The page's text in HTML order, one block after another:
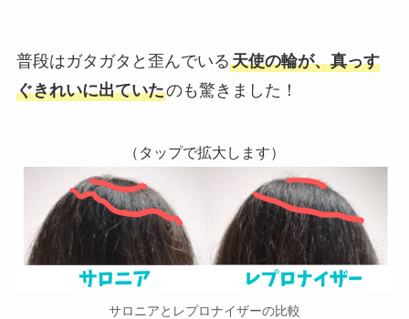
普段はガタガタと歪んでいる天使の輪が、真っす
ぐきれいに出ていたのも驚きました！
（タップで拡大します）
サロニアとレプロナイザーの比較